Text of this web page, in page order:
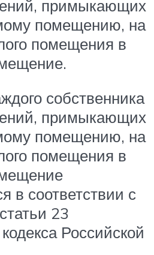
примыкающих
помещению, на
помещения в
собственника
примыкающих
помещению, на
помещения в
в соответствии с
23
Российской